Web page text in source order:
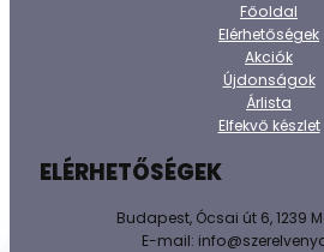
Főoldal
Elérhetőségek
Akciók
Újdonságok
Árlista
Elfekvő készlet
ELÉRHETŐSÉGEK
Budapest, Ócsai út 6, 1239
E-mail: